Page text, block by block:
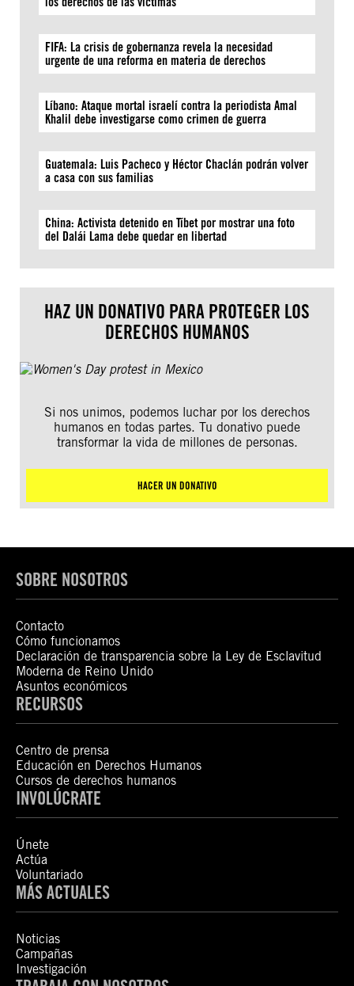
FIFA: La crisis de gobernanza revela la necesidad
urgente de una reforma en materia de derechos
Líbano: Ataque mortal israelí contra la periodista Amal
Khalil debe investigarse como crimen de guerra
Guatemala: Luis Pacheco y Héctor Chaclán podrán volver
a casa con sus familias
China: Activista detenido en Tíbet por mostrar una foto
del Dalái Lama debe quedar en libertad
HAZ UN DONATIVO PARA PROTEGER LOS
DERECHOS HUMANOS
Si nos unimos, podemos luchar por los derechos
humanos en todas partes. Tu donativo puede
transformar la vida de millones de personas.
HACER UN DONATIVO
SOBRE NOSOTROS
Contacto
Cómo funcionamos
Declaración de transparencia sobre la Ley de Esclavitud
Moderna de Reino Unido
Asuntos económicos
RECURSOS
Centro de prensa
Educación en Derechos Humanos
Cursos de derechos humanos
INVOLÚCRATE
Únete
Actúa
Voluntariado
MÁS ACTUALES
Noticias
Campañas
Investigación